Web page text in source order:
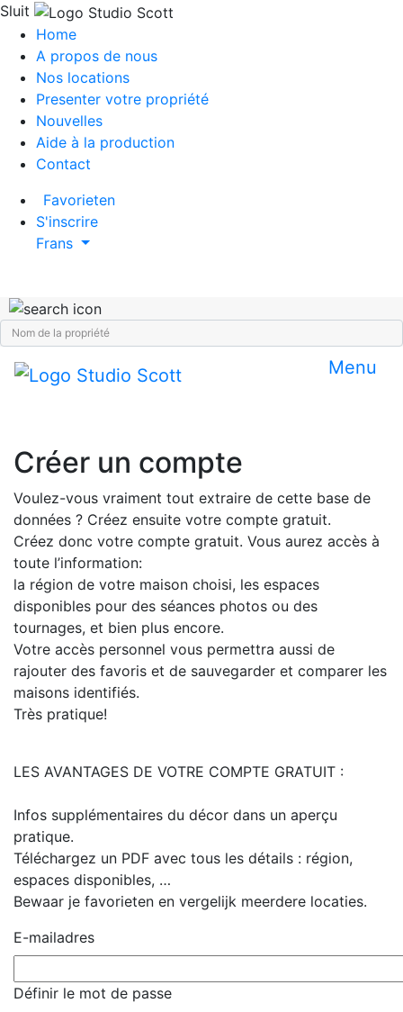
Sluit
Home
A propos de nous
Nos locations
Presenter votre propriété
Nouvelles
Aide à la production
Contact
Favorieten
S'inscrire
Frans
Menu
Créer un compte
Voulez-vous vraiment tout extraire de cette base de
données ? Créez ensuite votre compte gratuit.
Créez donc votre compte gratuit. Vous aurez accès à
toute l’information:
la région de votre maison choisi, les espaces
disponibles pour des séances photos ou des
tournages, et bien plus encore.
Votre accès personnel vous permettra aussi de
rajouter des favoris et de sauvegarder et comparer les
maisons identifiés.
Très pratique!
LES AVANTAGES DE VOTRE COMPTE GRATUIT :
Infos supplémentaires du décor dans un aperçu
pratique.
Téléchargez un PDF avec tous les détails : région,
espaces disponibles, …
Bewaar je favorieten en vergelijk meerdere locaties.
E-mailadres
Définir le mot de passe